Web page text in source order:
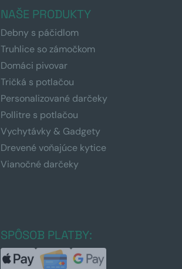
NAŠE PRODUKTY
Debny s páčidlom
Truhlice so zámočkom
Domáci pivovar
Tričká s potlačou
Personalizované darčeky
Pollitre s potlačou
Vychytávky & Gadgety
Drevené voňajúce kytice
Vianočné darčeky
SPÔSOB PLATBY: